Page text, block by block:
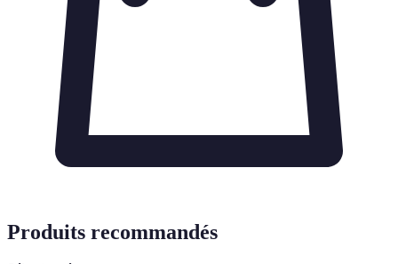
Produits recommandés